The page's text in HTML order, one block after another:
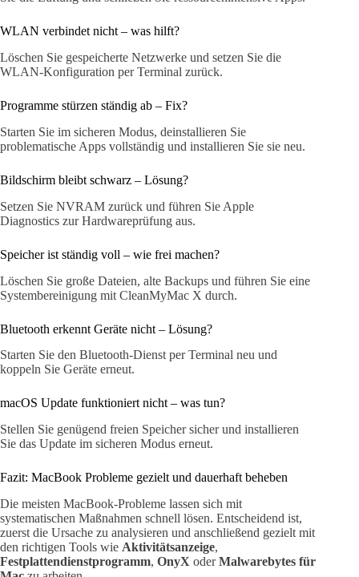
WLAN verbindet nicht – was hilft?
Löschen Sie gespeicherte Netzwerke und setzen Sie die
WLAN-Konfiguration per Terminal zurück.
Programme stürzen ständig ab – Fix?
Starten Sie im sicheren Modus, deinstallieren Sie
problematische Apps vollständig und installieren Sie sie neu.
Bildschirm bleibt schwarz – Lösung?
Setzen Sie NVRAM zurück und führen Sie Apple
Diagnostics zur Hardwareprüfung aus.
Speicher ist ständig voll – wie frei machen?
Löschen Sie große Dateien, alte Backups und führen Sie eine
Systembereinigung mit CleanMyMac X durch.
Bluetooth erkennt Geräte nicht – Lösung?
Starten Sie den Bluetooth-Dienst per Terminal neu und
koppeln Sie Geräte erneut.
macOS Update funktioniert nicht – was tun?
Stellen Sie genügend freien Speicher sicher und installieren
Sie das Update im sicheren Modus erneut.
Fazit: MacBook Probleme gezielt und dauerhaft beheben
Die meisten MacBook-Probleme lassen sich mit
systematischen Maßnahmen schnell lösen. Entscheidend ist,
zuerst die Ursache zu analysieren und anschließend gezielt mit
den richtigen Tools wie Aktivitätsanzeige,
Festplattendienstprogramm, OnyX oderMalwarebytes für